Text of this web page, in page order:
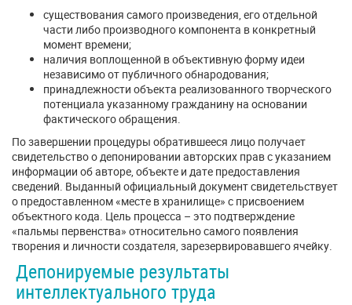
существования самого произведения, его отдельной
части либо производного компонента в конкретный
момент времени;
наличия воплощенной в объективную форму идеи
независимо от публичного обнародования;
принадлежности объекта реализованного творческого
потенциала указанному гражданину на основании
фактического обращения.
По завершении процедуры обратившееся лицо получает
свидетельство о депонировании авторских прав с указанием
информации об авторе, объекте и дате предоставления
сведений. Выданный официальный документ свидетельствует
о предоставленном «месте в хранилище» с присвоением
объектного кода. Цель процесса – это подтверждение
«пальмы первенства» относительно самого появления
творения и личности создателя, зарезервировавшего ячейку.
Депонируемые результаты
интеллектуального труда